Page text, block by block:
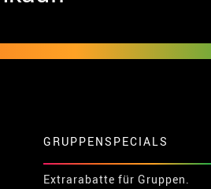
GRUPPENSPECIALS
Extrarabatte für Gruppen.